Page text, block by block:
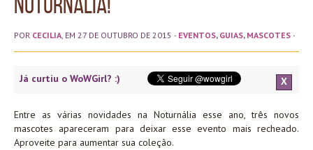
POR CECILIA , EM 27 DE OUTUBRO DE 2015 · EVENTOS, GUIAS, MASCOTES ·
Já curtiu o WoWGirl? :) X
Entre as várias novidades na Noturnália esse ano, três novos
mascotes apareceram para deixar esse evento mais recheado.
Aproveite para aumentar sua coleção.